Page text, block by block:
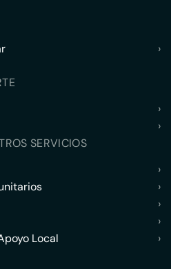
›
›
›
SERVICIOS
›
›
›
›
Local
›